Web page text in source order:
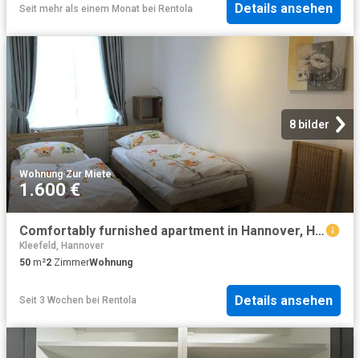
Seit mehr als einem Monat bei Rentola Details ansehen
8 bilder
Wohnung·Zur Miete
1.600 €
Comfortably furnished apartment in Hannover, Hannover Amsterdam Apartments for Rent
Kleefeld, Hannover
50 m²2 ZimmerWohnung
Seit 3 Wochen bei Rentola Details ansehen